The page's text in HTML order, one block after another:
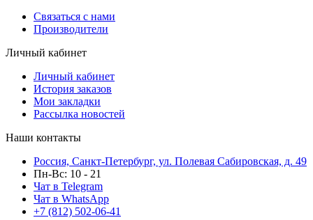
Связаться с нами
Производители
Личный кабинет
Личный кабинет
История заказов
Мои закладки
Рассылка новостей
Наши контакты
Россия, Санкт-Петербург, ул. Полевая Сабировская, д. 49
Пн-Вс: 10 - 21
Чат в Telegram
Чат в WhatsApp
+7 (812) 502-06-41